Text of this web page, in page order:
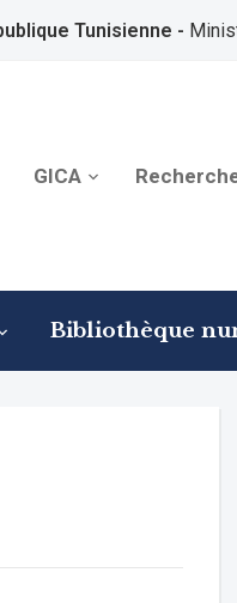
Tunisienne -
GICA
Bibliothèque